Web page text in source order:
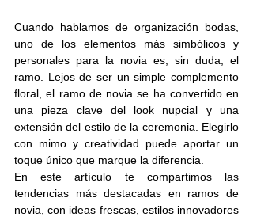
Cuando hablamos de organización bodas,
uno de los elementos más simbólicos y
personales para la novia es, sin duda, el
ramo. Lejos de ser un simple complemento
floral, el ramo de novia se ha convertido en
una pieza clave del look nupcial y una
extensión del estilo de la ceremonia. Elegirlo
con mimo y creatividad puede aportar un
toque único que marque la diferencia.
En este artículo te compartimos las
tendencias más destacadas en ramos de
novia, con ideas frescas, estilos innovadores